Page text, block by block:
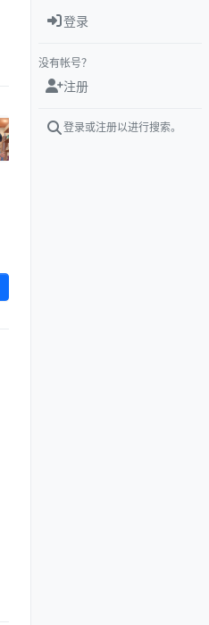
登录
没有帐号？
注册
登录或注册以进行搜索。